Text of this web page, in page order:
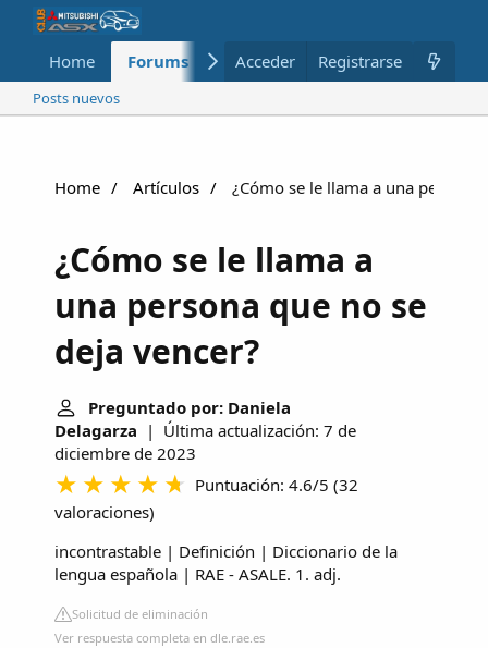
Home Forums Nuevo Miembros
Acceder Registrarse
Posts nuevos
Home Artículos ¿Cómo se le llama a una persona
¿Cómo se le llama a
una persona que no se
deja vencer?
Preguntado por: Daniela
Delagarza | Última actualización: 7 de
diciembre de 2023
Puntuación: 4.6/5 (32
valoraciones)
incontrastable | Definición | Diccionario de la
lengua española | RAE - ASALE. 1. adj.
Solicitud de eliminación
Ver respuesta completa en dle.rae.es